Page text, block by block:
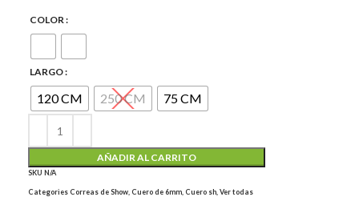
COLOR
LARGO
120 CM 250 CM 75 CM
AÑADIR AL CARRITO
SKU N/A
CategoriesCorreas de Show Cuero de 6mm Cuero sh Ver todas